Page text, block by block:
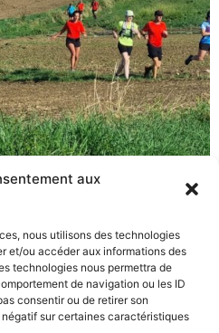
aux
nous utilisons des technologies
et/ou accéder aux informations des
technologies nous permettra de
de navigation ou les ID
consentir ou de retirer son
sur certaines caractéristiques